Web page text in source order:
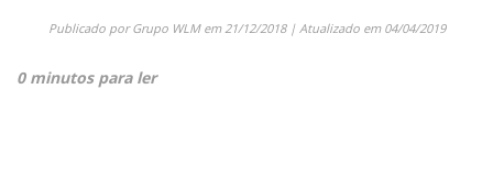
Publicado porGrupo WLMem21/12/2018| Atualizado em 04/04/2019
0 minutos para ler